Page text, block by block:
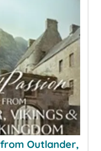
Outlander,